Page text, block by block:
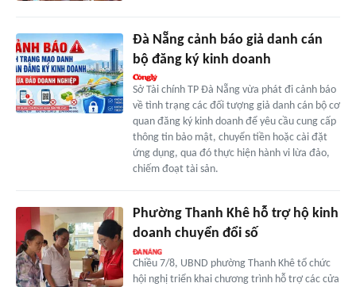
Đà Nẵng cảnh báo giả danh cán
bộ đăng ký kinh doanh
Sở Tài chính TP Đà Nẵng vừa phát đi cảnh báo
về tình trạng các đối tượng giả danh cán bộ cơ
quan đăng ký kinh doanh để yêu cầu cung cấp
thông tin bảo mật, chuyển tiền hoặc cài đặt
ứng dụng, qua đó thực hiện hành vi lừa đảo,
chiếm đoạt tài sản.
Phường Thanh Khê hỗ trợ hộ kinh
doanh chuyển đổi số
Chiều 7/8, UBND phường Thanh Khê tổ chức
hội nghị triển khai chương trình hỗ trợ các cửa